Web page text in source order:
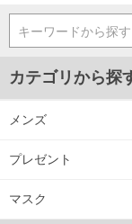
キーワードから探す
カテゴリから探
メンズ
プレゼント
マスク